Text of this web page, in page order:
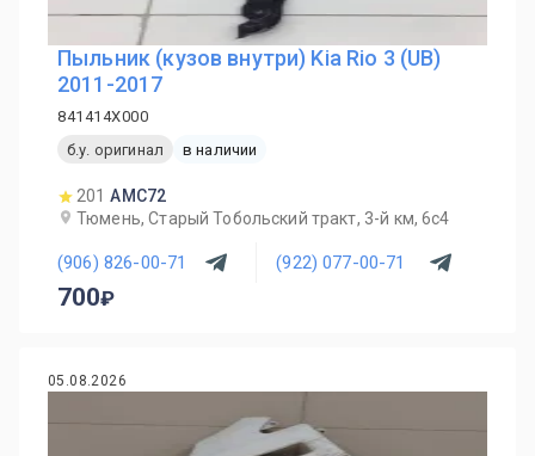
Пыльник (кузов внутри) Kia Rio 3 (UB)
2011-2017
841414X000
б.у. оригинал
в наличии
201 AMC72
Тюмень, Старый Тобольский тракт, 3-й км, 6с4
(906) 826-00-71 (922) 077-00-71
700
05.08.2026